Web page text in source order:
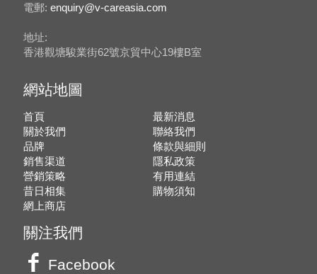
電郵: enquiry@v-careasia.com
地址:
香港觀塘駿業街62號京貿中心19樓B室
網站地圖
首頁
關於我們
品牌
銷售渠道
營銷策略
昔日相集
網上商店
最新消息
聯絡我們
條款與細則
隱私政策
有用連結
購物須知
關注我們
Facebook